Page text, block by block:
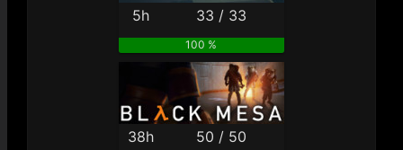
5h 33 / 33
100 %
38h 50 / 50